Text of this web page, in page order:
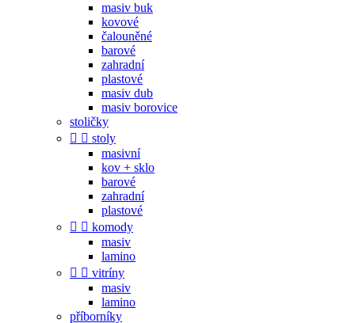
masiv buk
kovové
čalouněné
barové
zahradní
plastové
masiv dub
masiv borovice
stoličky
  stoly
masivní
kov + sklo
barové
zahradní
plastové
  komody
masiv
lamino
  vitríny
masiv
lamino
příborníky